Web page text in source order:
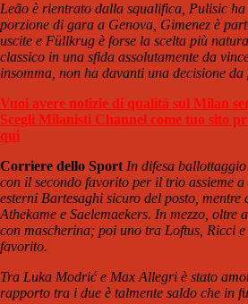
Leão è rientrato dalla squalifica, Pulisic
porzione di gara a Genova, Gimenez è
uscite e Füllkrug è forse la scelta più
classico in una sfida assolutamente da
insomma, non ha davanti una decisione
Vuoi avere notizie di qualità sul Milan
Scegli Milanisti Channel come tuo sito
qui
Corriere dello Sport In difesa
con il secondo favorito per il trio assieme
esterni Bartesaghi sicuro del posto, mentre
Athekame e Saelemaekers. In mezzo,
con mascherina; poi uno tra Loftus, Ricci
favorito.
Tra Luka Modrić e Max Allegri è stato
rapporto tra i due è talmente saldo che in